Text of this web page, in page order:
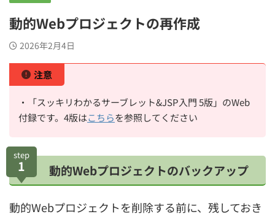
動的Webプロジェクトの再作成
2026年2月4日
注意
・「スッキリわかるサーブレット&JSP入門 5版」のWeb
付録です。4版はこちらを参照してください
step
1 動的Webプロジェクトのバックアップ
動的Webプロジェクトを削除する前に、残しておき